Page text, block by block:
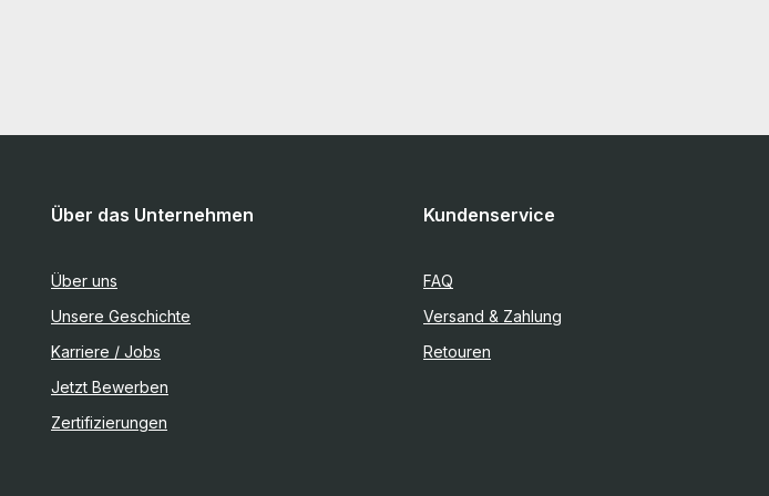
Über das Unternehmen
Über uns
Unsere Geschichte
Karriere / Jobs
Jetzt Bewerben
Zertifizierungen
Kundenservice
FAQ
Versand & Zahlung
Retouren